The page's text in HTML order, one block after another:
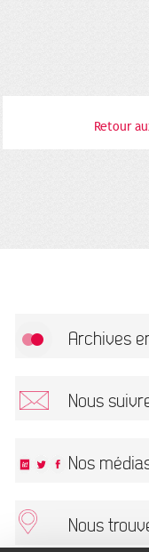
Retour
Archives
Nous
Ce champ est exigé.
Nos
Nous